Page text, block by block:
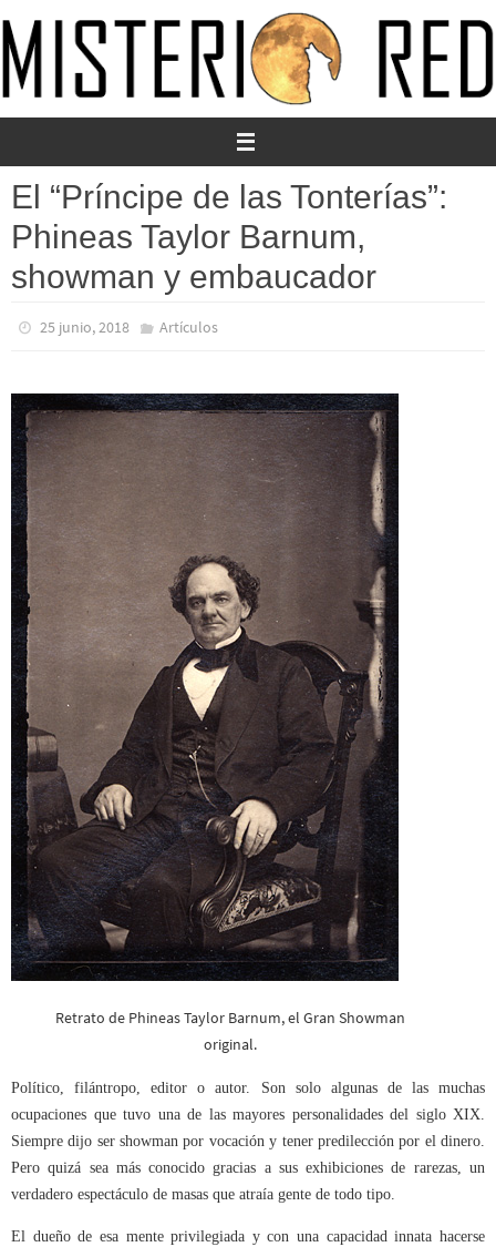
al
contenido
El “Príncipe de las Tonterías”:
Phineas Taylor Barnum,
showman y embaucador
25 junio, 2018 Artículos
Retrato de Phineas Taylor Barnum, el Gran Showman
original.
Político, filántropo, editor o autor. Son solo algunas de las muchas
ocupaciones que tuvo una de las mayores personalidades del siglo XIX.
Siempre dijo ser showman por vocación y tener predilección por el dinero.
Pero quizá sea más conocido gracias a sus exhibiciones de rarezas, un
verdadero espectáculo de masas que atraía gente de todo tipo.
El dueño de esa mente privilegiada y con una capacidad innata hacerse